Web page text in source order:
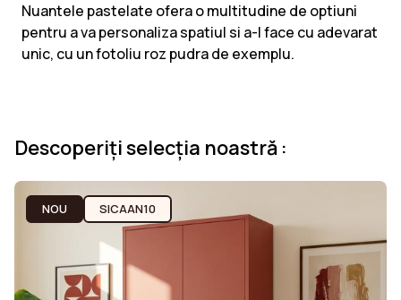
Nuantele pastelate ofera o multitudine de optiuni
pentru a va personaliza spatiul si a-l face cu adevarat
unic, cu un fotoliu roz pudra de exemplu.
Descoperiți selecția noastră :
NOU SICAAN10